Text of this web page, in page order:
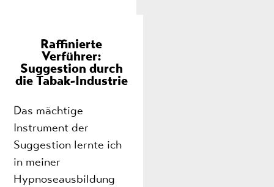
Raffinierte
Verführer:
Suggestion durch
die Tabak-Industrie
Das mächtige
Instrument der
Suggestion lernte ich
in meiner
Hypnoseausbildung